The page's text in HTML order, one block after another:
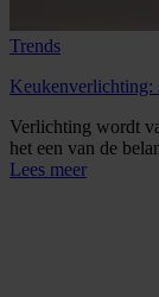
Trends
Keukenverlichting:
Verlichting wordt
het een van de
Lees meer